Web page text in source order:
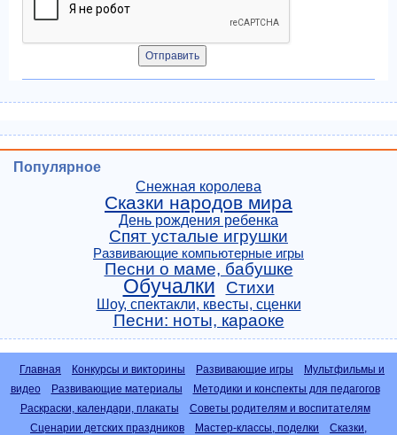
Популярное
Снежная королева
Сказки народов мира
День рождения ребенка
Спят усталые игрушки
Развивающие компьютерные игры
Песни о маме, бабушке
Обучалки Стихи
Шоу, спектакли, квесты, сценки
Песни: ноты, караоке
Главная Конкурсы и викторины Развивающие игры
Мультфильмы и
видео
Развивающие материалы
Методики и конспекты для педагогов
Раскраски, календари, плакаты
Советы родителям и воспитателям
Сценарии детских праздников
Мастер-классы, поделки
Сказки,